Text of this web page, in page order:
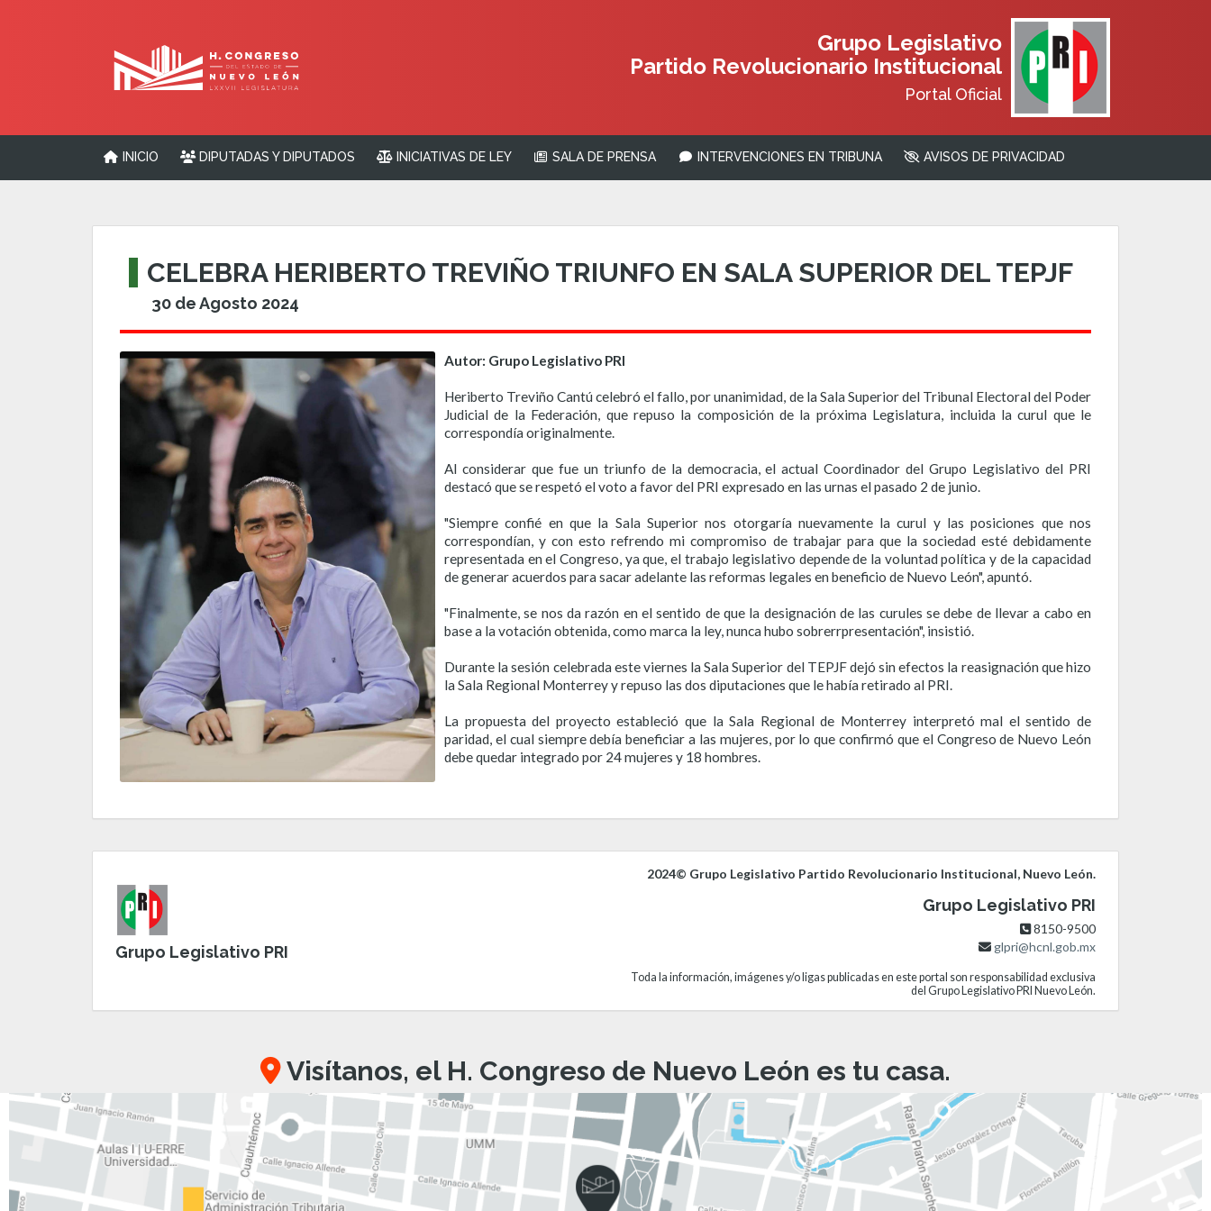
Grupo Legislativo
Partido Revolucionario Institucional
Portal Oficial
INICIO DIPUTADAS Y DIPUTADOS INICIATIVAS DE LEY SALA DE PRENSA INTERVENCIONES EN TRIBUNA AVISOS DE PRIVACIDAD
CELEBRA HERIBERTO TREVIÑO TRIUNFO EN SALA SUPERIOR DEL TEPJF
30 de Agosto 2024
Autor: Grupo Legislativo PRI
Heriberto Treviño Cantú celebró el fallo, por unanimidad, de la Sala Superior del Tribunal Electoral del Poder
Judicial de la Federación, que repuso la composición de la próxima Legislatura, incluida la curul que le
correspondía originalmente.
Al considerar que fue un triunfo de la democracia, el actual Coordinador del Grupo Legislativo del PRI
destacó que se respetó el voto a favor del PRI expresado en las urnas el pasado 2 de junio.
"Siempre confié en que la Sala Superior nos otorgaría nuevamente la curul y las posiciones que nos
correspondían, y con esto refrendo mi compromiso de trabajar para que la sociedad esté debidamente
representada en el Congreso, ya que, el trabajo legislativo depende de la voluntad política y de la capacidad
de generar acuerdos para sacar adelante las reformas legales en beneficio de Nuevo León", apuntó.
"Finalmente, se nos da razón en el sentido de que la designación de las curules se debe de llevar a cabo en
base a la votación obtenida, como marca la ley, nunca hubo sobrerrpresentación", insistió.
Durante la sesión celebrada este viernes la Sala Superior del TEPJF dejó sin efectos la reasignación que hizo
la Sala Regional Monterrey y repuso las dos diputaciones que le había retirado al PRI.
La propuesta del proyecto estableció que la Sala Regional de Monterrey interpretó mal el sentido de
paridad, el cual siempre debía beneficiar a las mujeres, por lo que confirmó que el Congreso de Nuevo León
debe quedar integrado por 24 mujeres y 18 hombres.
Grupo Legislativo PRI
2024© Grupo Legislativo Partido Revolucionario Institucional, Nuevo León.
Grupo Legislativo PRI
8150-9500
glpri@hcnl.gob.mx
Toda la información, imágenes y/o ligas publicadas en este portal son responsabilidad exclusiva
del Grupo Legislativo PRI Nuevo León.
Visítanos, el H. Congreso de Nuevo León es tu casa.